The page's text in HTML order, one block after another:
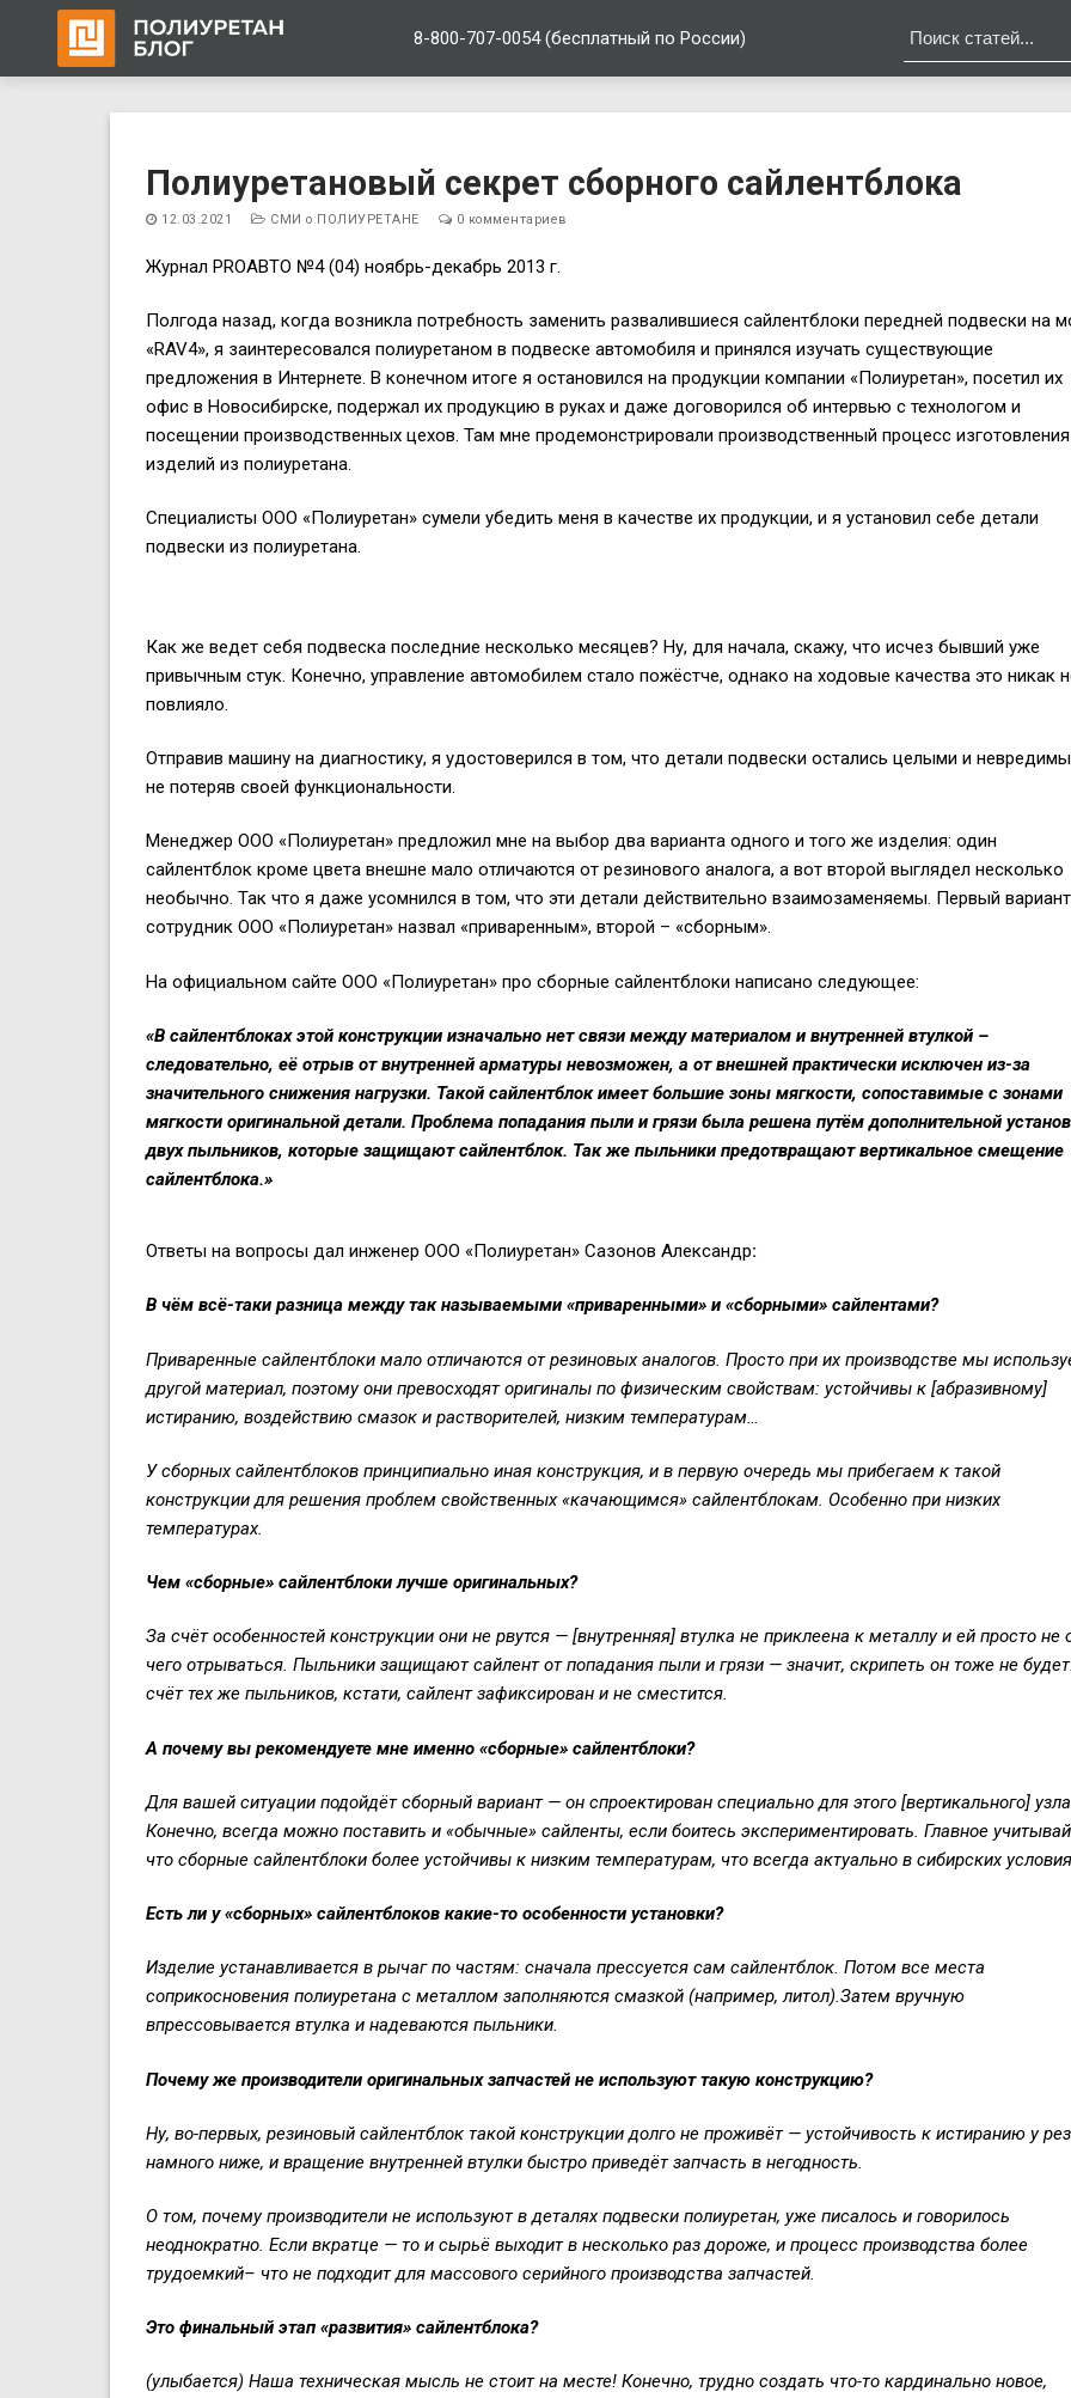
8-800-707-0054 (бесплатный по России)
содержимому
Полиуретановый секрет сборного сайлентблока
12.03.2021 СМИ о ПОЛИУРЕТАНЕ 0 комментариев
Журнал PROАВТО №4 (04) ноябрь-декабрь 2013 г.
Полгода назад, когда возникла потребность заменить развалившиеся сайлентблоки передней подвески на
«RAV4», я заинтересовался полиуретаном в подвеске автомобиля и принялся изучать существующие
предложения в Интернете. В конечном итоге я остановился на продукции компании «Полиуретан», посетил их
офис в Новосибирске, подержал их продукцию в руках и даже договорился об интервью с технологом и
посещении производственных цехов. Там мне продемонстрировали производственный процесс изготовления
изделий из полиуретана.
Специалисты ООО «Полиуретан» сумели убедить меня в качестве их продукции, и я установил себе детали
подвески из полиуретана.
Как же ведет себя подвеска последние несколько месяцев? Ну, для начала, скажу, что исчез бывший уже
привычным стук. Конечно, управление автомобилем стало пожёстче, однако на ходовые качества это никак
повлияло.
Отправив машину на диагностику, я удостоверился в том, что детали подвески остались целыми и
не потеряв своей функциональности.
Менеджер ООО «Полиуретан» предложил мне на выбор два варианта одного и того же изделия: один
сайлентблок кроме цвета внешне мало отличаются от резинового аналога, а вот второй выглядел несколько
необычно. Так что я даже усомнился в том, что эти детали действительно взаимозаменяемы. Первый вариант
сотрудник ООО «Полиуретан» назвал «приваренным», второй – «сборным».
На официальном сайте ООО «Полиуретан» про сборные сайлентблоки написано следующее:
«В сайлентблоках этой конструкции изначально нет связи между материалом и внутренней втулкой –
следовательно, её отрыв от внутренней арматуры невозможен, а от внешней практически исключен из-за
значительного снижения нагрузки. Такой сайлентблок имеет большие зоны мягкости, сопоставимые с зонами
мягкости оригинальной детали. Проблема попадания пыли и грязи была решена путём дополнительной
двух пыльников, которые защищают сайлентблок. Так же пыльники предотвращают вертикальное смещение
сайлентблока.»
Ответы на вопросы дал инженер ООО «Полиуретан» Сазонов Александр:
В чём всё-таки разница между так называемыми «приваренными» и «сборными» сайлентами?
Приваренные сайлентблоки мало отличаются от резиновых аналогов. Просто при их производстве мы
другой материал, поэтому они превосходят оригиналы по физическим свойствам: устойчивы к [абразивному]
истиранию, воздействию смазок и растворителей, низким температурам…
У сборных сайлентблоков принципиально иная конструкция, и в первую очередь мы прибегаем к такой
конструкции для решения проблем свойственных «качающимся» сайлентблокам. Особенно при низких
температурах.
Чем «сборные» сайлентблоки лучше оригинальных?
За счёт особенностей конструкции они не рвутся — [внутренняя] втулка не приклеена к металлу и ей просто не
чего отрываться. Пыльники защищают сайлент от попадания пыли и грязи — значит, скрипеть он тоже не
счёт тех же пыльников, кстати, сайлент зафиксирован и не сместится.
А почемувы рекомендуете мне именно «сборные» сайлентблоки?
Для вашей ситуации подойдёт сборный вариант — он спроектирован специально для этого [вертикального]
Конечно, всегда можно поставить и «обычные» сайленты, если боитесь экспериментировать. Главное
что сборные сайлентблоки более устойчивы к низким температурам, что всегда актуально в сибирских
Есть ли у «сборных» сайлентблоков какие-то особенности установки?
Изделие устанавливается в рычаг по частям: сначала прессуется сам сайлентблок. Потом все места
соприкосновения полиуретана с металлом заполняются смазкой (например, литол).Затем вручную
впрессовывается втулка и надеваются пыльники.
Почему же производители оригинальных запчастей не используют такую конструкцию?
Ну, во-первых, резиновый сайлентблок такой конструкции долго не проживёт — устойчивость к истиранию у
намного ниже, и вращение внутренней втулки быстро приведёт запчасть в негодность.
О том, почему производители не используют в деталях подвески полиуретан, уже писалось и говорилось
неоднократно. Если вкратце — то и сырьё выходитв несколько раздороже, и процесс производства более
трудоемкий– что не подходит для массового серийного производства запчастей.
Это финальный этап «развития» сайлентблока?
(улыбается) Наша техническая мысль не стоит на месте! Конечно, трудно создать что-то кардинально новое,